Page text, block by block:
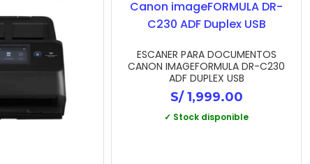
ESCANER PARA DOCUMENTOS
CANON IMAGEFORMULA DR-C230
ADF DUPLEX USB
S/1,999.00
✓ Stock disponible